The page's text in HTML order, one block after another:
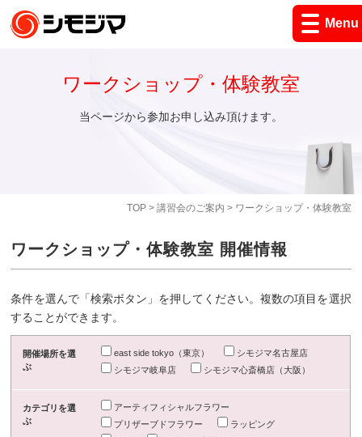
Menu
TOP> 講習会のご案内 > ワークショップ・体験教室
ワークショップ・体験教室
当ページから参加お申し込み頂けます。
ワークショップ・体験教室 開催情報
条件を選んで「検索ボタン」を押してください。複数の項目を選択
することができます。
開催場所を選
ぶ
east side tokyo（東京）
シモジマ名古屋店
シモジマ岐阜店
シモジマ心斎橋店（大阪）
カテゴリを選
ぶ
アーティフィシャルフラワー
プリザーブドフラワー
ラッピング